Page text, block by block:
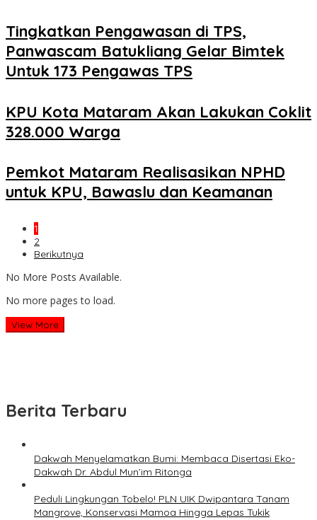
Tingkatkan Pengawasan di TPS,
Panwascam Batukliang Gelar Bimtek
Untuk 173 Pengawas TPS
KPU Kota Mataram Akan Lakukan Coklit
328.000 Warga
Pemkot Mataram Realisasikan NPHD
untuk KPU, Bawaslu dan Keamanan
1
2
Berikutnya
No More Posts Available.
No more pages to load.
View More
Berita Terbaru
Dakwah Menyelamatkan Bumi: Membaca Disertasi Eko-
Dakwah Dr. Abdul Mun’im Ritonga
Peduli Lingkungan Tobelo! PLN UIK Dwipantara Tanam
Mangrove, Konservasi Mamoa Hingga Lepas Tukik